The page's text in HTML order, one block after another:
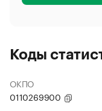
Коды
ОКПО
0110269900